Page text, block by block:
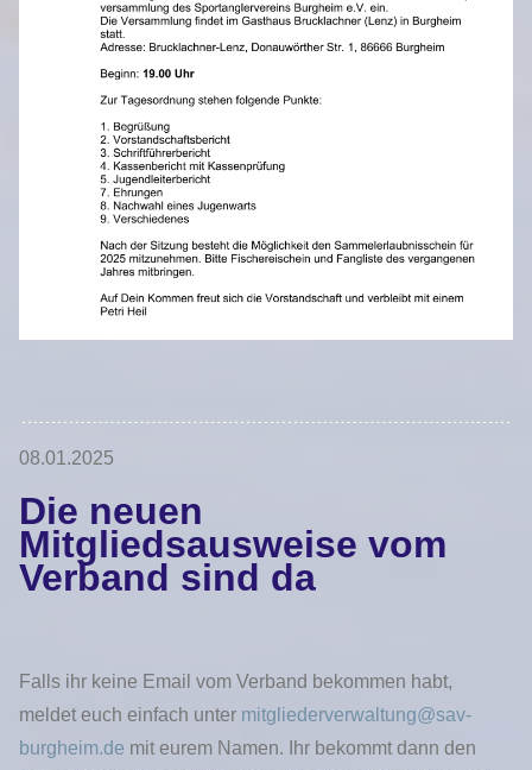
08.01.2025
Die neuen
Mitgliedsausweise vom
Verband sind da
Falls ihr keine Email vom Verband bekommen habt,
meldet euch einfach unter mitgliederverwaltung@sav-
burgheim.de mit eurem Namen. Ihr bekommt dann den